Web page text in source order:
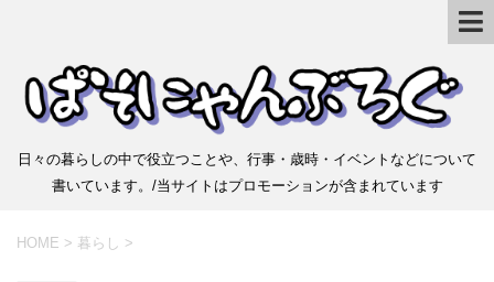
日々の暮らしの中で役立つことや、行事・歳時・イベントなどについて
書いています。/当サイトはプロモーションが含まれています
HOME > 暮らし >